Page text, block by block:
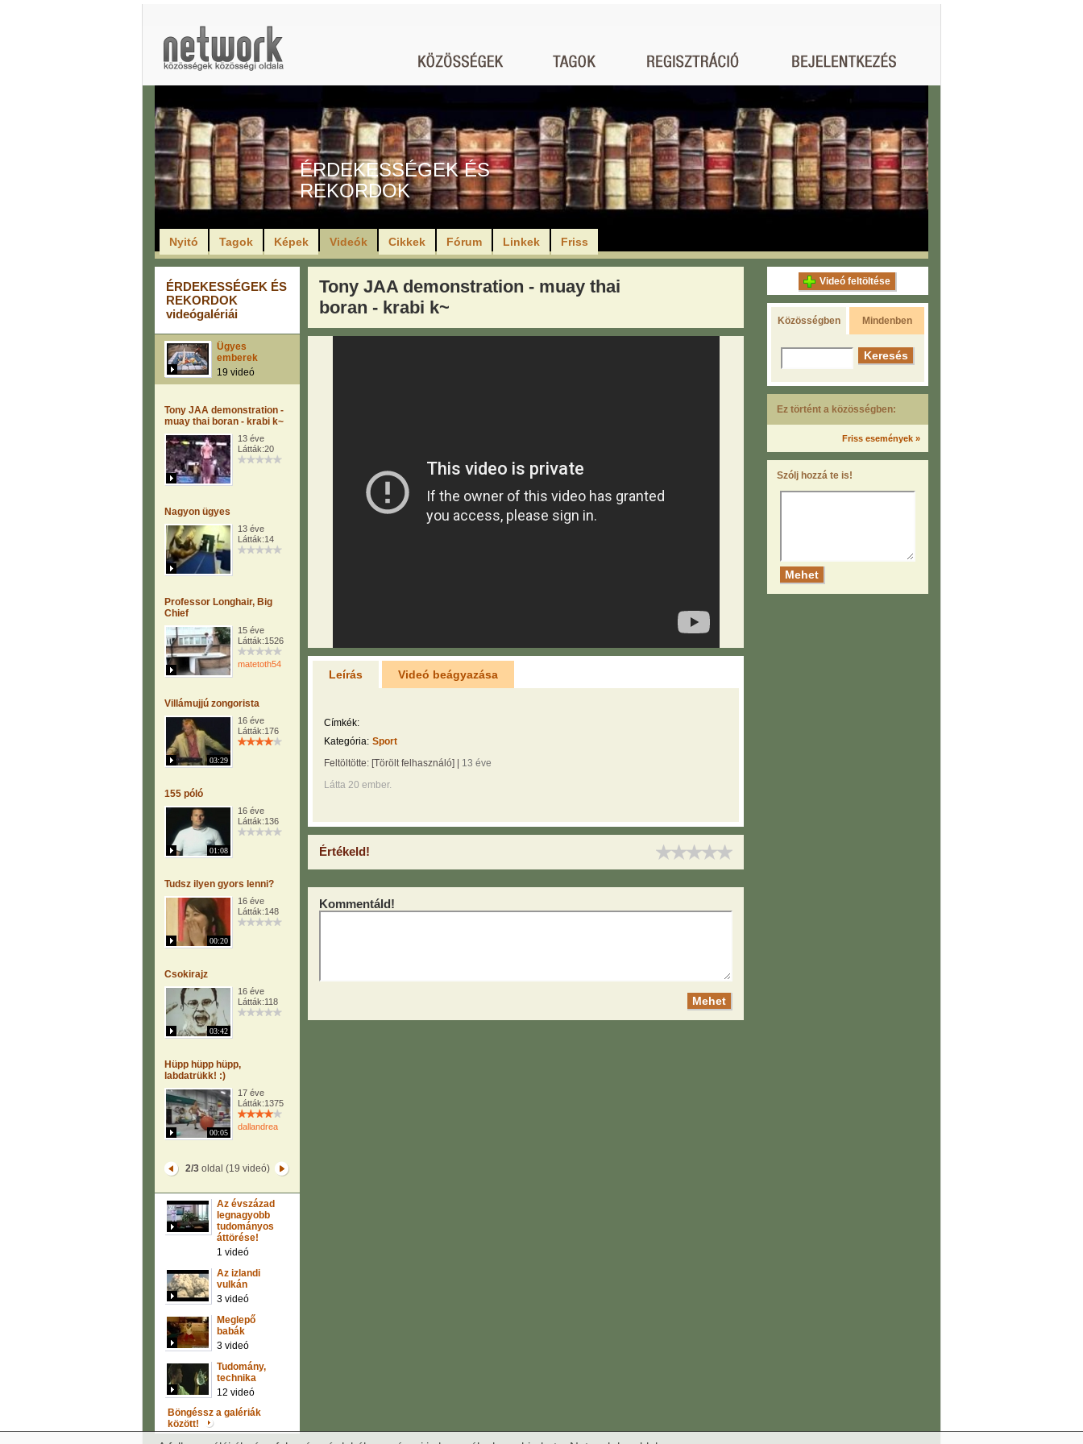
ÉRDEKESSÉGEK ÉS
REKORDOK
Nyitó Tagok Képek Videók Cikkek Fórum Linkek Friss
ÉRDEKESSÉGEK ÉS
REKORDOK
videógalériái
Ügyes
emberek
19 videó
Tony JAA demonstration -
muay thai boran - krabi k~
13 éve
Látták:20
Nagyon ügyes
13 éve
Látták:14
Professor Longhair, Big
Chief
15 éve
Látták:1526
matetoth54
Villámujjú zongorista
03:29
16 éve
Látták:176
155 póló
01:08
16 éve
Látták:136
Tudsz ilyen gyors lenni?
00:20
16 éve
Látták:148
Csokirajz
03:42
16 éve
Látták:118
Hüpp hüpp hüpp,
labdatrükk! :)
00:05
17 éve
Látták:1375
dallandrea
2/3oldal (19 videó)
Az évszázad
legnagyobb
tudományos
áttörése!
1 videó
Az izlandi
vulkán
3 videó
Meglepő
babák
3 videó
Tudomány,
technika
12 videó
Böngéssz a galériák
között!
Tony JAA demonstration - muay thai
boran - krabi k~
Leírás Videó beágyazása
Címkék:
Kategória: Sport
Feltöltötte: [Törölt felhasználó]
13 éve
Látta 20 ember.
Értékeld!
Kommentáld!
Videó feltöltése
Közösségben Mindenben
Ez történt a közösségben:
Friss események »
Szólj hozzá te is!